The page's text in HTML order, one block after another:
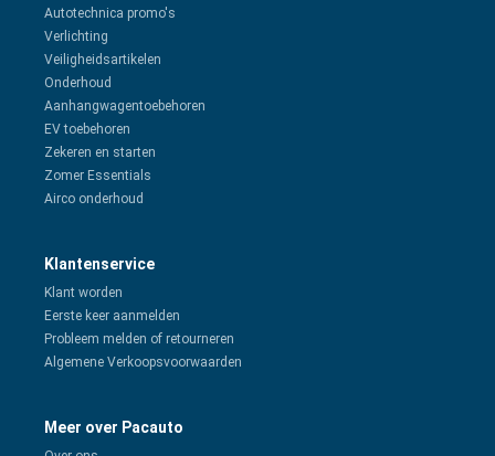
Autotechnica promo's
Verlichting
Veiligheidsartikelen
Onderhoud
Aanhangwagentoebehoren
EV toebehoren
Zekeren en starten
Zomer Essentials
Airco onderhoud
Klantenservice
Klant worden
Eerste keer aanmelden
Probleem melden of retourneren
Algemene Verkoopsvoorwaarden
Meer over Pacauto